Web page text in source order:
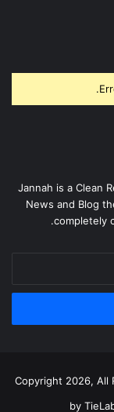
Jannah is a Clean
News and Blog
completely
by